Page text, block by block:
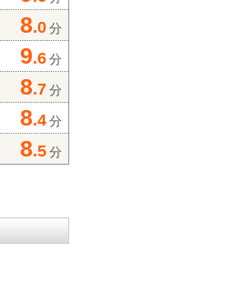
8.0 分
9.6 分
8.7 分
8.4 分
8.5 分